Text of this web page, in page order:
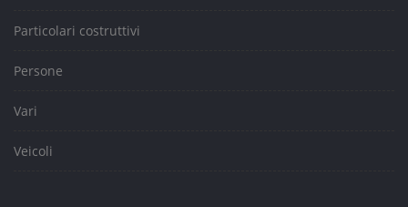
Particolari costruttivi
Persone
Vari
Veicoli